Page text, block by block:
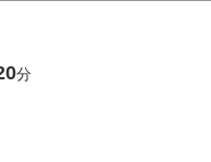
等級を取得した安心住
分